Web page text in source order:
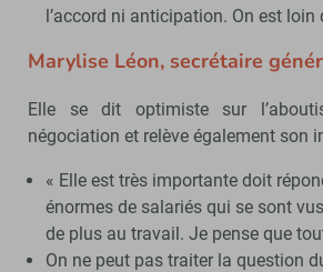
l’accord ni anticipation. On est loin
Marylise Léon, secrétaire
Elle se dit optimiste sur
négociation et relève également son
« Elle est très importante doit
énormes de salariés qui se sont
de plus au travail. Je pense que
On ne peut pas traiter la question